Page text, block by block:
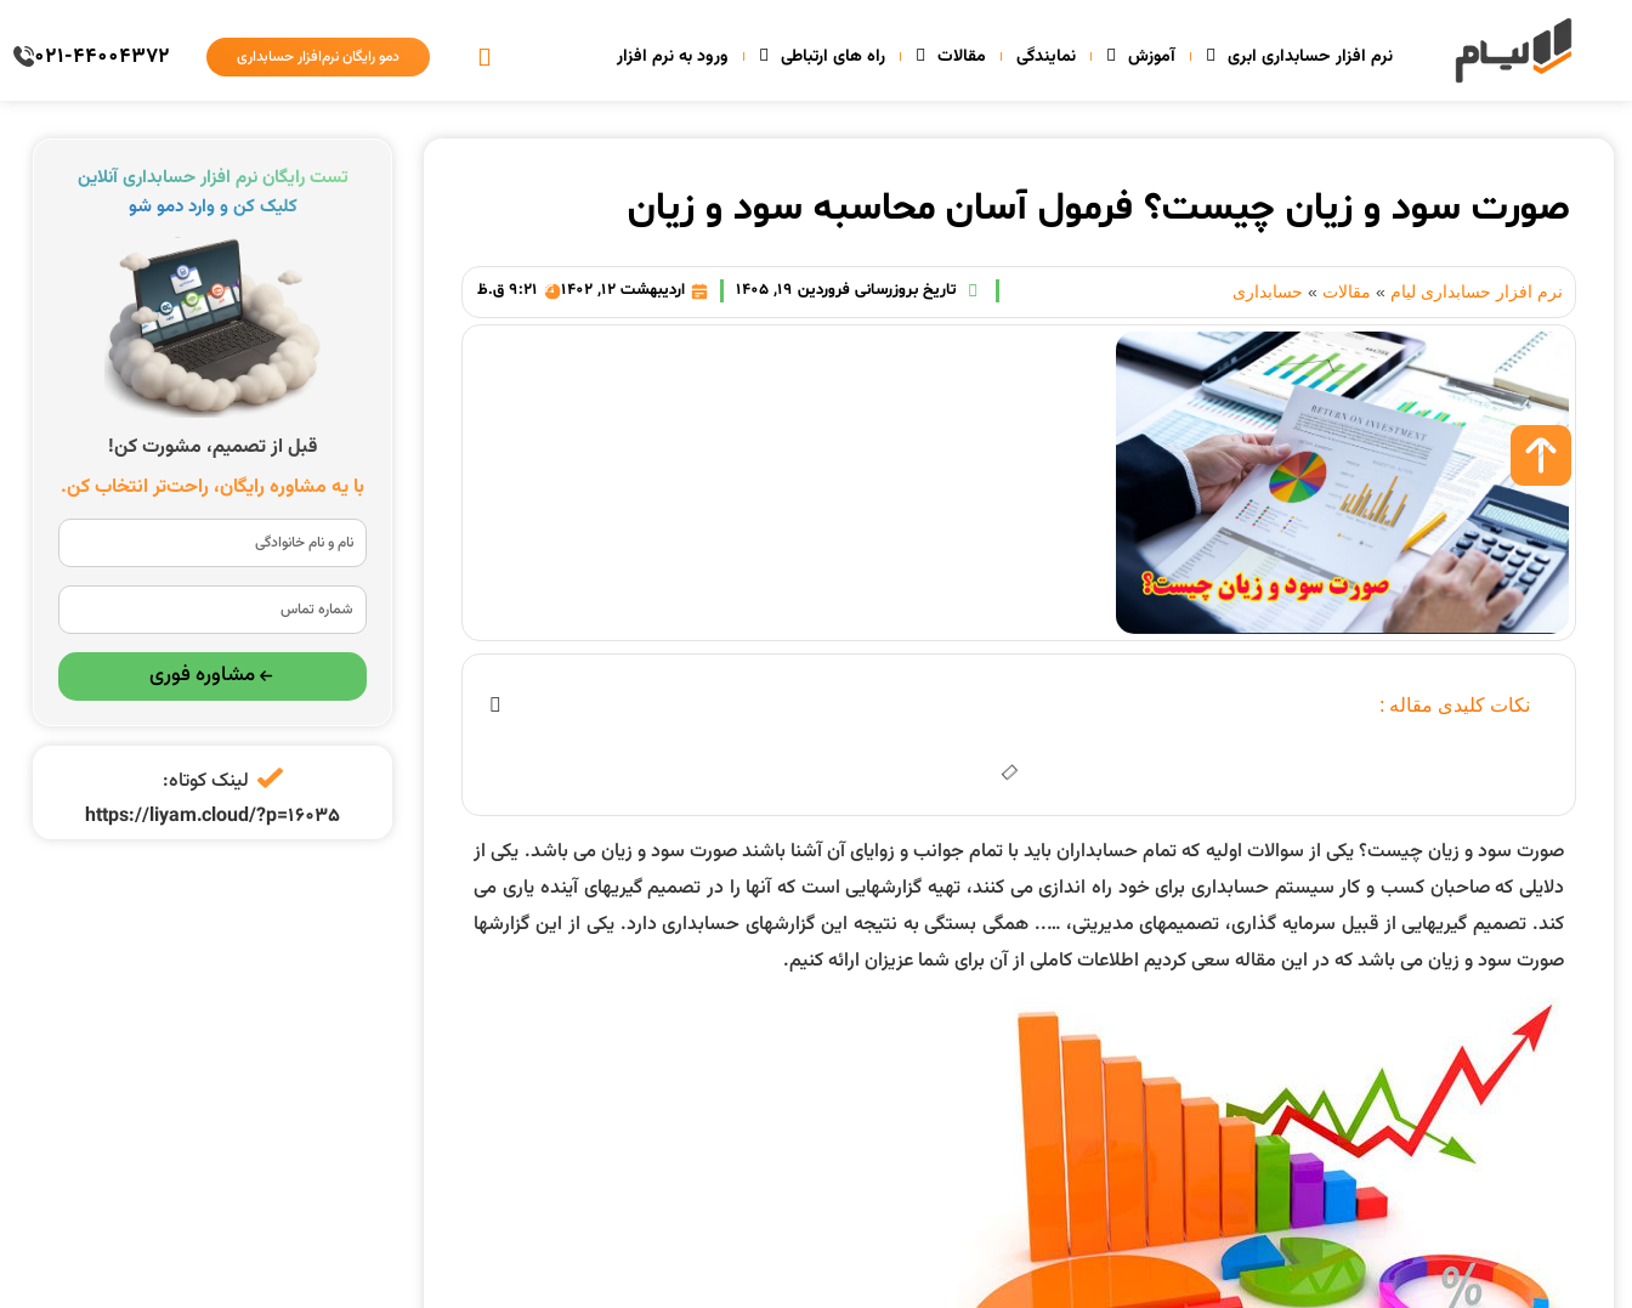
نرم افزار حسابداری ابری آموزش نمایندگی مقالات راه های ارتباطی ورود به نرم افزار دمو رایگان نرم‌افزار حسابداری 021-44004372
صورت سود و زیان چیست؟ فرمول آسان محاسبه سود و زیان
نرم افزار حسابداری لیام » مقالات » حسابداری تاریخ بروزرسانی فروردین 19, 1405 اردیبهشت 12, 1402 9:21 ق.ظ
نکات کلیدی مقاله :
صورت سود و زیان چیست؟ یکی از سوالات اولیه که تمام حسابداران باید با تمام جوانب و زوایای آن آشنا باشند صورت سود و زیان می باشد. یکی از
دلایلی که صاحبان کسب و کار سیستم حسابداری برای خود راه اندازی می کنند، تهیه گزارشهایی است که آنها را در تصمیم گیریهای آینده یاری می
کند. تصمیم گیریهایی از قبیل سرمایه گذاری، تصمیمهای مدیریتی، ….. همگی بستگی به نتیجه این گزارشهای حسابداری دارد. یکی از این گزارشها
صورت سود و زیان می باشد که در این مقاله سعی کردیم اطلاعات کاملی از آن برای شما عزیزان ارائه کنیم.
تست رایگان نرم افزار حسابداری آنلاین
کلیک کن و وارد دمو شو
قبل از تصمیم، مشورت کن!
با یه مشاوره رایگان، راحت‌تر انتخاب کن.
مشاوره فوری
لینک کوتاه:
https://liyam.cloud/?p=16035